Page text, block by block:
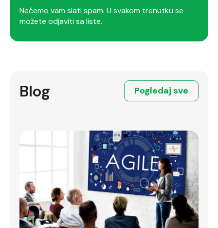
Nećemo vam slati spam. U svakom trenutku se
možete odjaviti sa liste.
Blog Pogledaj sve